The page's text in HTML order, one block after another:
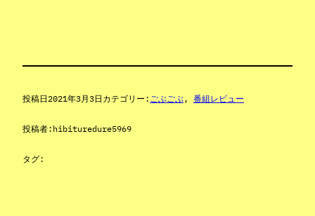
投稿日 2021年3月3日 カテゴリー: ごぶごぶ , 番組レビュー
投稿者: hibituredure5969
タグ: